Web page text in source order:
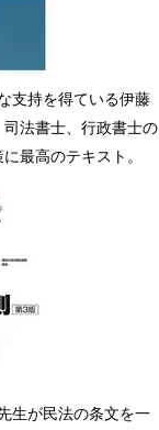
支持を得ている伊藤
法書士、行政書士の
最高のテキスト。
生が民法の条文を一